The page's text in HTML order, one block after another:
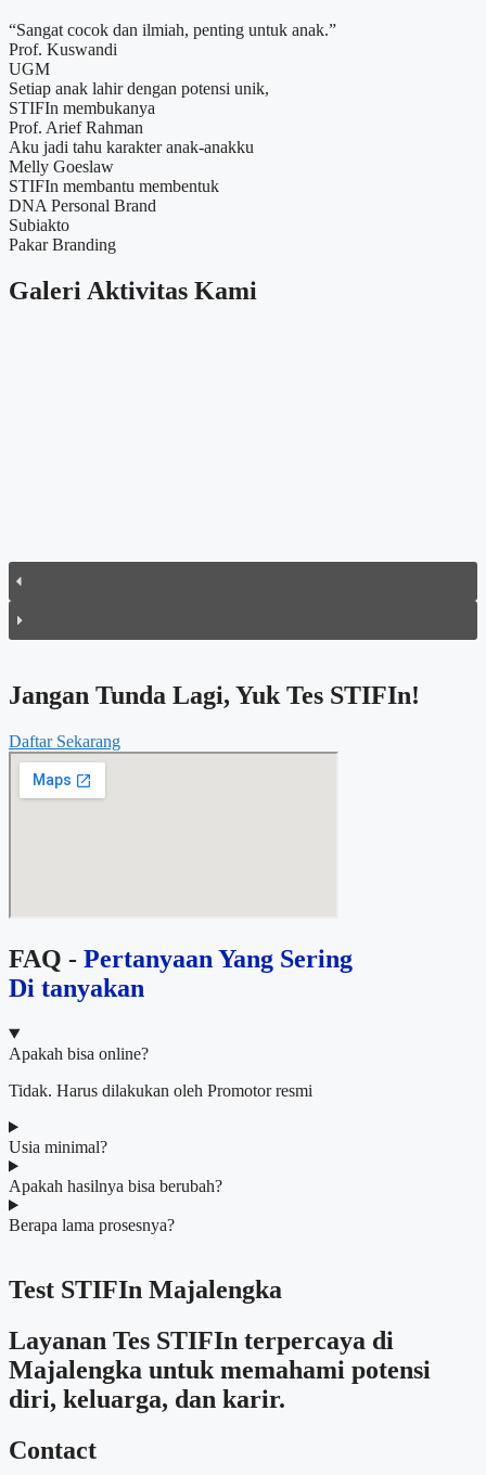
“Sangat cocok dan ilmiah, penting untuk anak.”
Prof. Kuswandi
UGM
Setiap anak lahir dengan potensi unik,
STIFIn membukanya
Prof. Arief Rahman
Aku jadi tahu karakter anak-anakku
Melly Goeslaw
STIFIn membantu membentuk
DNA Personal Brand
Subiakto
Pakar Branding
Galeri Aktivitas Kami
Jangan Tunda Lagi, Yuk Tes STIFIn!
Daftar Sekarang
FAQ - Pertanyaan Yang Sering
Di tanyakan
Apakah bisa online?
Tidak. Harus dilakukan oleh Promotor resmi
Usia minimal?
Apakah hasilnya bisa berubah?
Berapa lama prosesnya?
Test STIFIn Majalengka
Layanan Tes STIFIn terpercaya di
Majalengka untuk memahami potensi
diri, keluarga, dan karir.
Contact